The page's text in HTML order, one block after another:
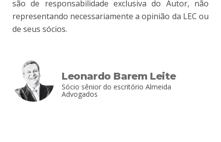
são de responsabilidade exclusiva do Autor, não
representando necessariamente a opinião da LEC ou
de seus sócios.
Leonardo Barem Leite
Sócio sênior do escritório Almeida
Advogados